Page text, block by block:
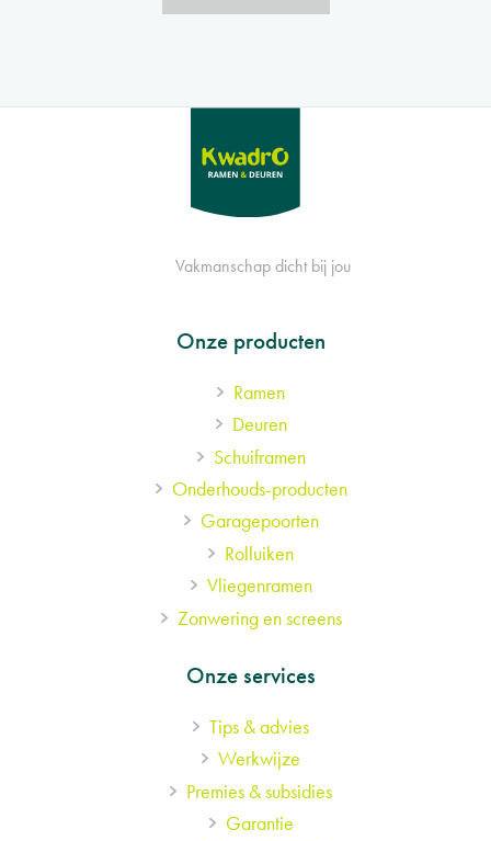
Vakmanschap dicht bij jou
Onze producten
Ramen
Deuren
Schuiframen
Onderhouds-producten
Garagepoorten
Rolluiken
Vliegenramen
Zonwering en screens
Onze services
Tips & advies
Werkwijze
Premies & subsidies
Garantie